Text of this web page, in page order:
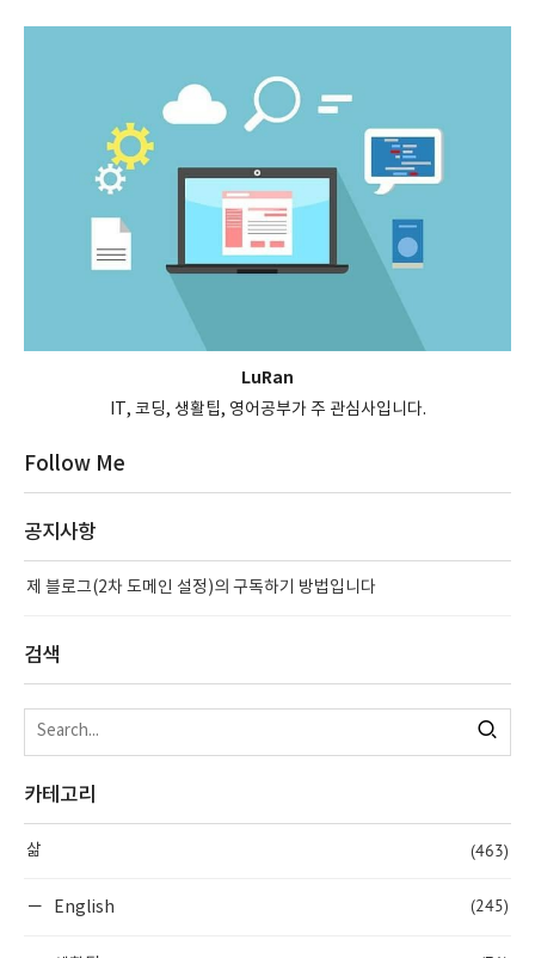
LuRan
IT, 코딩, 생활팁, 영어공부가 주 관심사입니다.
Follow Me
공지사항
제 블로그(2차 도메인 설정)의 구독하기 방법입니다
검색
카테고리
삶 (463)
English (245)